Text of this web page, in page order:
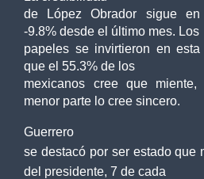
de López Obrador sigue en
-9.8% desde el último mes. Los
papeles se invirtieron en
que el 55.3% de los
mexicanos cree que
menor parte lo cree sincero.
Guerrero
se destacó por ser estado que
del presidente, 7 de cada